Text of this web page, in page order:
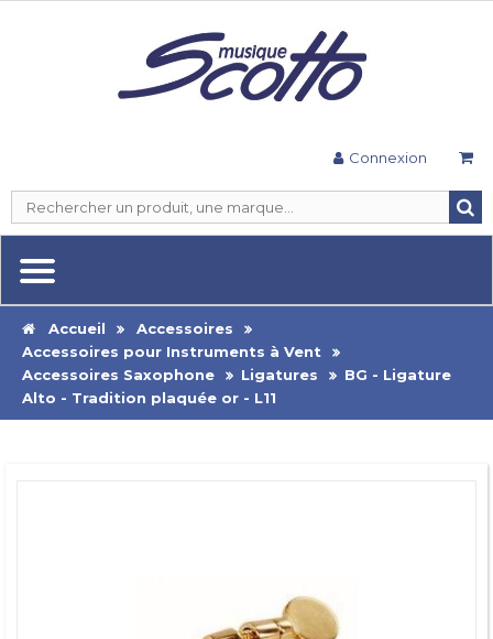
Connexion
Accueil
Accessoires
Accessoires pour Instruments à Vent
Accessoires Saxophone
Ligatures
BG - Ligature
Alto - Tradition plaquée or - L11